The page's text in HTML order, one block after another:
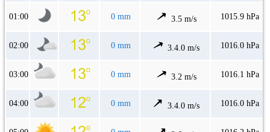
01:00 0 mm 3.5 m/s 1015.9 hPa
02:00 0 mm 3.4.0 m/s 1016.0 hPa
03:00 0 mm 3.2 m/s 1016.1 hPa
04:00 0 mm 3.4.0 m/s 1016.0 hPa